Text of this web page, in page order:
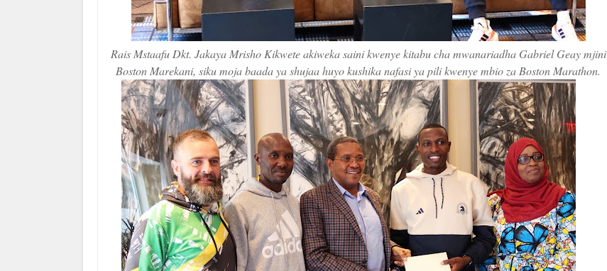
Rais Mstaafu Dkt. Jakaya Mrisho Kikwete akiweka saini kwenye kitabu cha mwanariadha Gabriel Geay mjini
Boston Marekani, siku moja baada ya shujaa huyo kushika nafasi ya pili kwenye mbio za Boston Marathon.